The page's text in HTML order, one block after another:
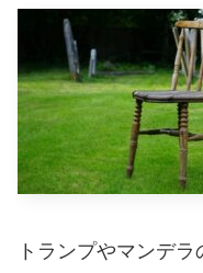
トランプやマンデ